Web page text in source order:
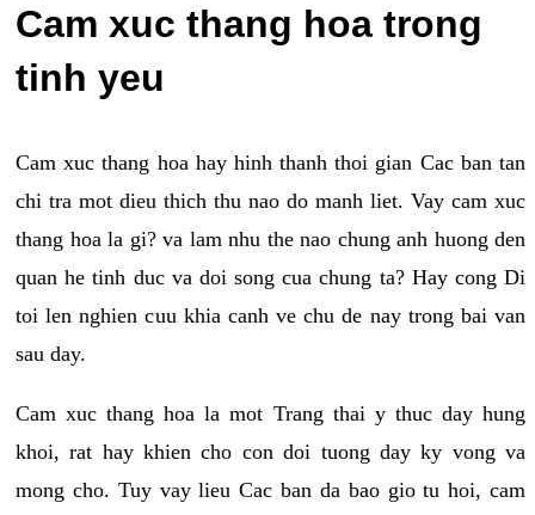
Cam xuc thang hoa trong
tinh yeu
Cam xuc thang hoa hay hinh thanh thoi gian Cac ban tan
chi tra mot dieu thich thu nao do manh liet. Vay cam xuc
thang hoa la gi? va lam nhu the nao chung anh huong den
quan he tinh duc va doi song cua chung ta? Hay cong Di
toi len nghien cuu khia canh ve chu de nay trong bai van
sau day.
Cam xuc thang hoa la mot Trang thai y thuc day hung
khoi, rat hay khien cho con doi tuong day ky vong va
mong cho. Tuy vay lieu Cac ban da bao gio tu hoi, cam